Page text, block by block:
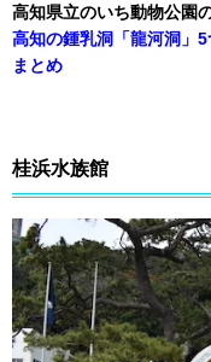
高知県立のいち動物公園
高知の鍾乳洞「龍河洞」
まとめ
桂浜水族館